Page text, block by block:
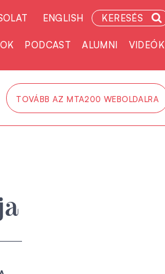
ENGLISH KERESÉS
PODCAST ALUMNI VIDEÓK
TOVÁBB AZ MTA200 WEBOLDALRA